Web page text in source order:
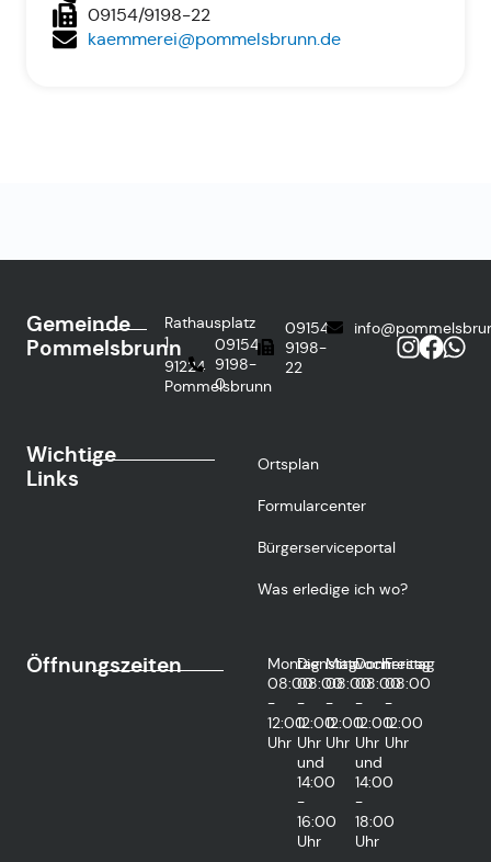
09154/9198-22
kaemmerei@pommelsbrunn.de
Gemeinde
Pommelsbrunn
Rathausplatz
1
91224
Pommelsbrunn
09154
9198-
0
09154
9198-
22
Wichtige
Links
Ortsplan
Formularcenter
Bürgerserviceportal
Was erledige ich wo?
Öffnungszeiten
Montag
08:00
-
12:00
Uhr
Dienstag
08:00
-
12:00
Uhr
und
14:00
-
16:00
Uhr
Mittwoch
08:00
-
12:00
Uhr
Donnerstag
08:00
-
12:00
Uhr
und
14:00
-
18:00
Uhr
Freitag
08:00
-
12:00
Uhr